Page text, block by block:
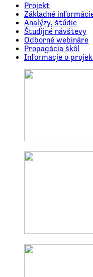
Projekt
Základné
Analýzy, štúdie
Študijné návštevy
Odborné webináre
Propagácia škôl
Informacje o